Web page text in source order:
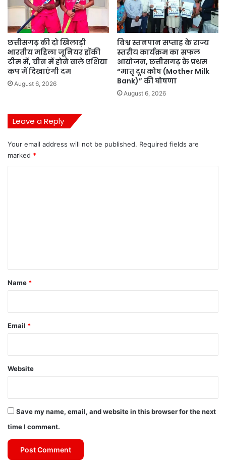
छत्तीसगढ़ की दो खिलाड़ी
भारतीय महिला जूनियर हॉकी
टीम में, चीन में होने वाले एशिया
कप में दिखाएंगी दम
August 6, 2026
विश्व स्तनपान सप्ताह के राज्य
स्तरीय कार्यक्रम का सफल
आयोजन, छत्तीसगढ़ के प्रथम
“मातृ दूध कोष (Mother Milk
Bank)” की घोषणा
August 6, 2026
Leave a Reply
Your email address will not be published. Required fields are
marked *
*
Name *
Email *
Website
Save my name, email, and website in this browser for the next
time I comment.